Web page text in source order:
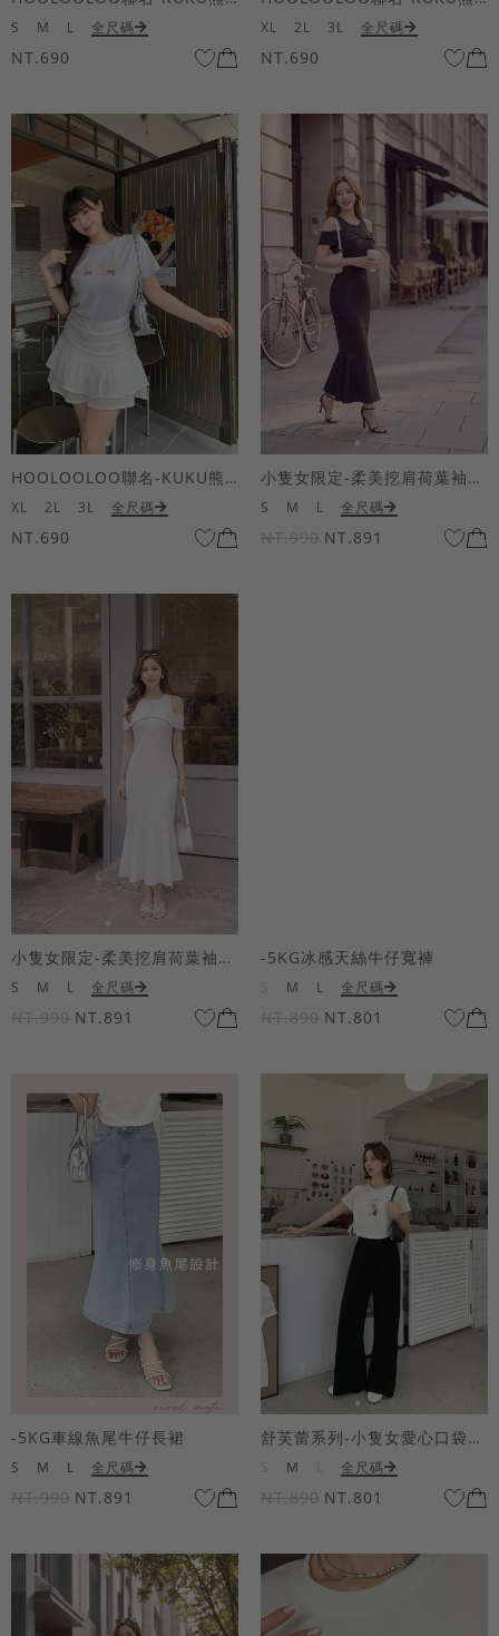
S M L 全尺碼
NT.690
XL 2L 3L 全尺碼
NT.690
HOOLOOLOO聯名-KUKU熊蝴蝶結短袖上衣
XL 2L 3L 全尺碼
NT.690
小隻女限定-柔美挖肩荷葉袖魚尾長洋裝
S M L 全尺碼
NT.990 NT.891
小隻女限定-柔美挖肩荷葉袖魚尾長洋裝
S M L 全尺碼
NT.990 NT.891
-5KG冰感天絲牛仔寬褲
M L 全尺碼
NT.890 NT.801
-5KG車線魚尾牛仔長裙
S M L 全尺碼
NT.990 NT.891
舒芙蕾系列-小隻女愛心口袋寬褲
M 全尺碼
NT.890 NT.801